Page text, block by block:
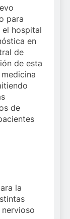
para
hospital
en
de
de esta
de
la